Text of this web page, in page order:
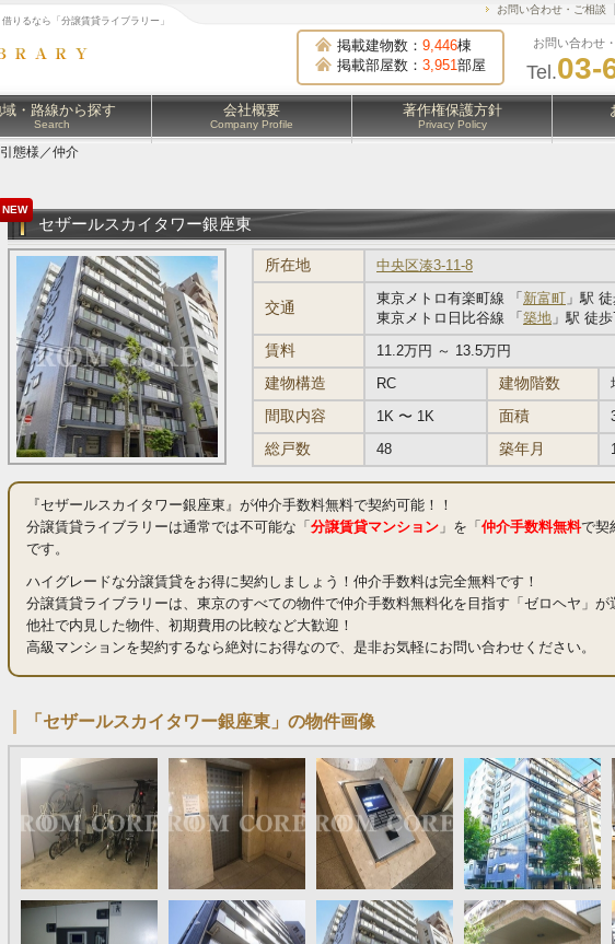
りるなら「分譲賃貸ライブラリー」
掲載建物数： 9,446棟
掲載部屋数： 3,951部屋
お問い合わせ
Tel.03-
お問い合わせ・ご相談
・路線から探す
Search
会社概要
Company Profile
著作権保護方針
Privacy Policy
態様／仲介
セザールスカイタワー銀座東
NEW
所在地 中央区湊3-11-8
交通
東京メトロ有楽町線 「 新富町 」駅
東京メトロ日比谷線 「 築地 」駅 徒
賃料 11.2万円 ～ 13.5万円
建物構造 RC 建物階数
間取内容 1K 〜 1K 面積
総戸数 48 築年月
『セザールスカイタワー銀座東』が仲介手数料無料で契約可能！！
分譲賃貸ライブラリーは通常では不可能な「 分譲賃貸マンション 」を「 仲介手数料無料で契
です。
ハイグレードな分譲賃貸をお得に契約しましょう！仲介手数料は完全無料です！
分譲賃貸ライブラリーは、東京のすべての物件で仲介手数料無料化を目指す「ゼロヘヤ」が
他社で内見した物件、初期費用の比較など大歓迎！
高級マンションを契約するなら絶対にお得なので、是非お気軽にお問い合わせください。
「セザールスカイタワー銀座東」の物件画像